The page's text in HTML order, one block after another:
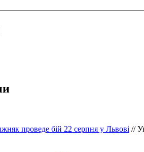
проведе бій 22 серпня у Львові //